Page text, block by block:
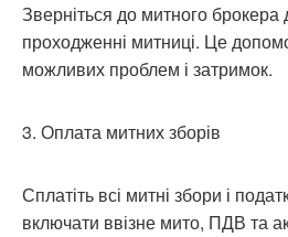
Зверніться до митного
проходженні митниці. Це
можливих проблем і затримок.
3. Оплата митних зборів
Сплатіть всі митні збори і
включати ввізне мито, ПДВ та